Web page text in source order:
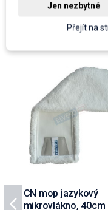
Produkty ve
CN mop jazykový
mikrovlákno, 40cm
Jen nezbytné
Přejít na